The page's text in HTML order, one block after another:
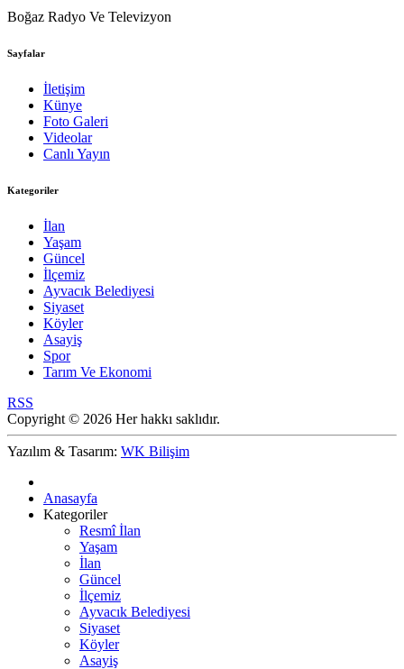
Boğaz Radyo Ve Televizyon
Sayfalar
İletişim
Künye
Foto Galeri
Videolar
Canlı Yayın
Kategoriler
İlan
Yaşam
Güncel
İlçemiz
Ayvacık Belediyesi
Siyaset
Köyler
Asayiş
Spor
Tarım Ve Ekonomi
RSS
Copyright © 2026 Her hakkı saklıdır.
Yazılım & Tasarım: WK Bilişim
Anasayfa
Kategoriler
Resmî İlan
Yaşam
İlan
Güncel
İlçemiz
Ayvacık Belediyesi
Siyaset
Köyler
Asayiş